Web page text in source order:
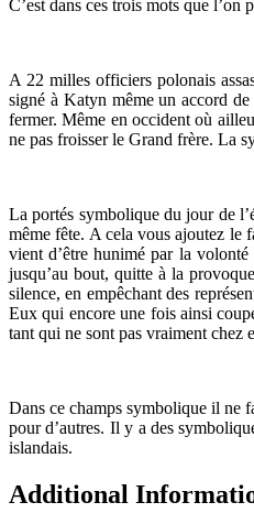
C’est dans ces trois mots que
A 22 milles officiers polonais
signé à Katyn même un accord
fermer. Même en occident où
ne pas froisser le Grand frère. La
La portés symbolique du jour de
même fête. A cela vous ajoutez le
vient d’être hunimé par la
jusqu’au bout, quitte à la
silence, en empêchant des
Eux qui encore une fois ainsi
tant qui ne sont pas vraiment chez
Dans ce champs symbolique il ne
pour d’autres. Il y a des
islandais.
Additional